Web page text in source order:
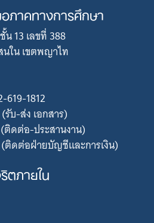
ภาคทางการศึกษา
น 13 เลขที่ 388
ใน เขตพญาไท
619-1812
รับ-ส่ง เอกสาร)
ติดต่อ-ประสานงาน)
(ติดต่อฝ่ายบัญชีและการเงิน)
ตภายใน